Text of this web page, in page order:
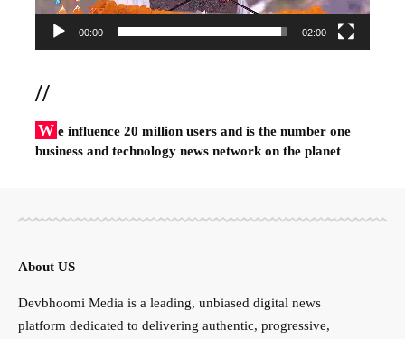
00:00 02:00
//
W e influence 20 million users and is the number one
business and technology news network on the planet
About US
Devbhoomi Media is a leading, unbiased digital news
platform dedicated to delivering authentic, progressive,